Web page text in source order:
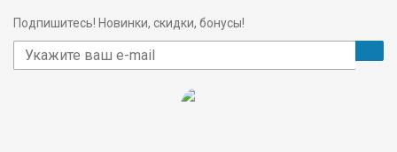
Подпишитесь! Новинки, скидки, бонусы!